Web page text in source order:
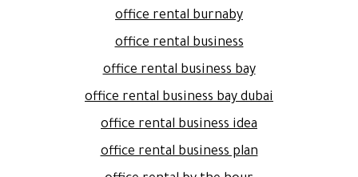
office rental burnaby
office rental business
office rental business bay
office rental business bay dubai
office rental business idea
office rental business plan